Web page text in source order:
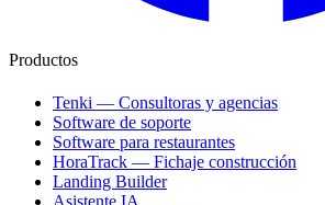
Productos
Tenki — Consultoras y agencias
Software de soporte
Software para restaurantes
HoraTrack — Fichaje construcción
Landing Builder